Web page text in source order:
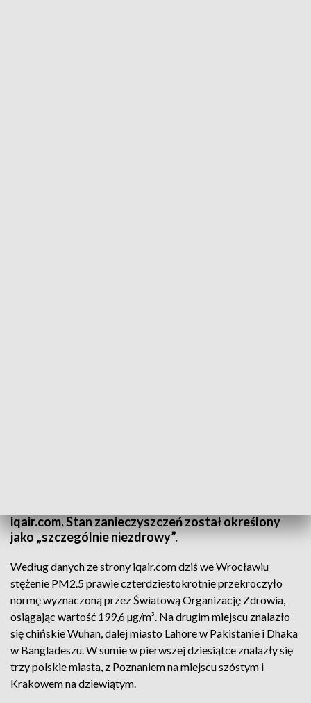
iqair.com. Stan zanieczyszczeń został określony
jako „szczególnie niezdrowy”.
Według danych ze strony iqair.com dziś we Wrocławiu
stężenie PM2.5 prawie czterdziestokrotnie przekroczyło
normę wyznaczoną przez Światową Organizację Zdrowia,
osiągając wartość 199,6 µg/m³. Na drugim miejscu znalazło
się chińskie Wuhan, dalej miasto Lahore w Pakistanie i Dhaka
w Bangladeszu. W sumie w pierwszej dziesiątce znalazły się
trzy polskie miasta, z Poznaniem na miejscu szóstym i
Krakowem na dziewiątym.